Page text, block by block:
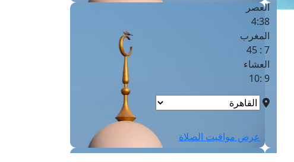
العصر
4:38
المغرب
7 : 45
العشاء
9 :10
عرض مواقيت الصلاة